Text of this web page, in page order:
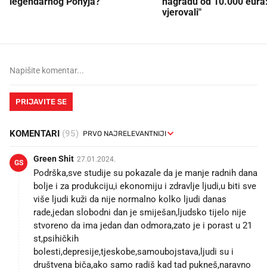
vjerovali"
PRIJAVITE SE
KOMENTARI (95)
GS Green Shit 27.01.2024.
Podrška,sve studije su pokazale da je manje radnih dana
bolje i za produkciju,i ekonomiju i zdravlje ljudi,u biti sve
više ljudi kuži da nije normalno kolko ljudi danas
rade,jedan slobodni dan je smiješan,ljudsko tijelo nije
stvoreno da ima jedan dan odmora,zato je i porast u 21
st,psihičkih
bolesti,depresije,tjeskobe,samoubojstava,ljudi su i
društvena biča,ako samo radiš kad tad pukneš,naravno